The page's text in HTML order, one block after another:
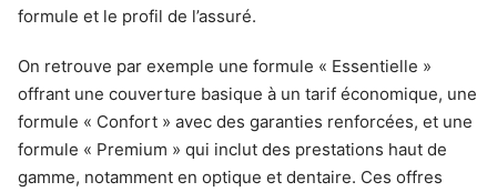
formule et le profil de l’assuré.
On retrouve par exemple une formule « Essentielle »
offrant une couverture basique à un tarif économique, une
formule « Confort » avec des garanties renforcées, et une
formule « Premium » qui inclut des prestations haut de
gamme, notamment en optique et dentaire. Ces offres